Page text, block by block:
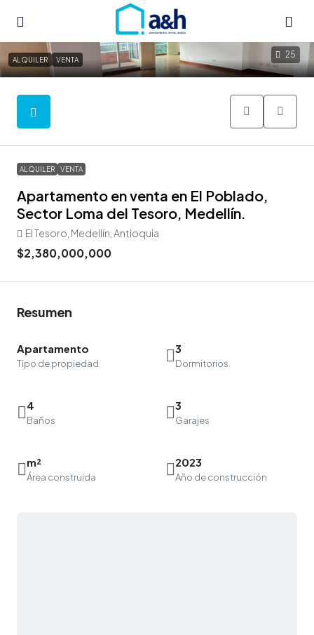
25
ALQUILER VENTA
ALQUILER VENTA
Apartamento en venta en El Poblado,
Sector Loma del Tesoro, Medellín.
El Tesoro, Medellín, Antioquia
$2,380,000,000
Resumen
Apartamento
Tipo de propiedad
3
Dormitorios
4
Baños
3
Garajes
m²
Área construida
2023
Año de construcción